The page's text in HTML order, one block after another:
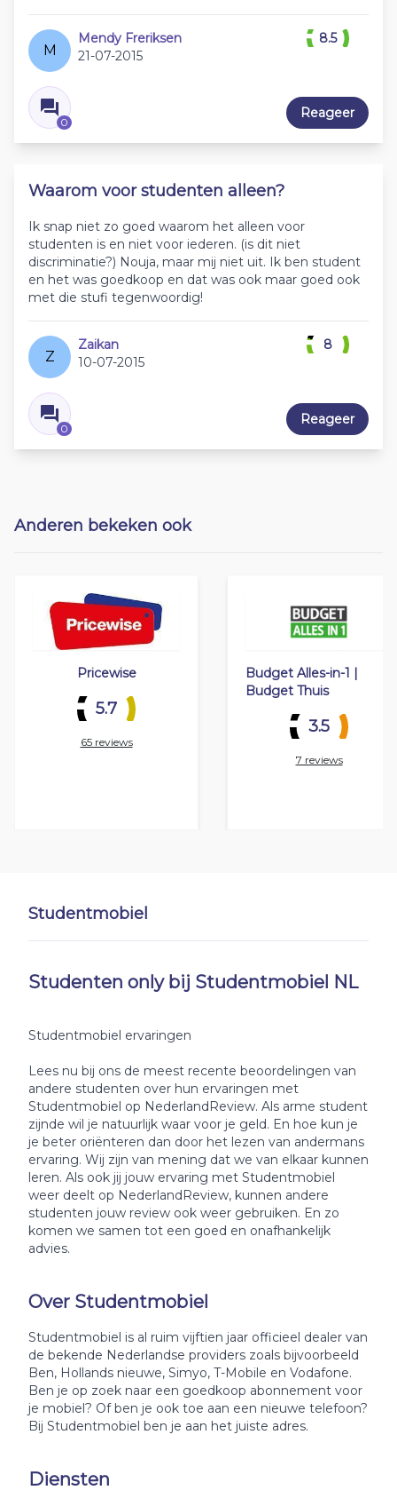
Studentmobiel
Studenten only bij Studentmobiel NL
Studentmobiel ervaringen
Lees nu bij ons de meest recente beoordelingen van
andere studenten over hun ervaringen met
Studentmobiel op NederlandReview. Als arme student
zijnde wil je natuurlijk waar voor je geld. En hoe kun je
je beter oriënteren dan door het lezen van andermans
ervaring. Wij zijn van mening dat we van elkaar kunnen
leren. Als ook jij jouw ervaring met Studentmobiel
weer deelt op NederlandReview, kunnen andere
studenten jouw review ook weer gebruiken. En zo
komen we samen tot een goed en onafhankelijk
advies.
Over Studentmobiel
Studentmobiel is al ruim vijftien jaar officieel dealer van
de bekende Nederlandse providers zoals bijvoorbeeld
Ben, Hollands nieuwe, Simyo, T-Mobile en Vodafone.
Ben je op zoek naar een goedkoop abonnement voor
je mobiel? Of ben je ook toe aan een nieuwe telefoon?
Bij Studentmobiel ben je aan het juiste adres.
Diensten
M
Mendy Freriksen
21-07-2015
0
8.5
Reageer
Waarom voor studenten alleen?
Ik snap niet zo goed waarom het alleen voor
studenten is en niet voor iederen. (is dit niet
discriminatie?) Nouja, maar mij niet uit. Ik ben student
en het was goedkoop en dat was ook maar goed ook
met die stufi tegenwoordig!
Z
Zaikan
10-07-2015
0
8
Reageer
Anderen bekeken ook
Pricewise
5.7
65 reviews
Budget Alles-in-1 |
Budget Thuis
3.5
7 reviews